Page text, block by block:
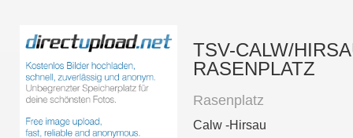
TSV-CALW/
RASENPLATZ
Rasenplatz
Calw -Hirsau